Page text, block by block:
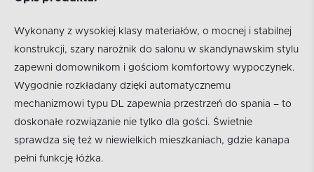
Wykonany z wysokiej klasy materiałów, o mocnej i stabilnej
konstrukcji, szary narożnik do salonu w skandynawskim stylu
zapewni domownikom i gościom komfortowy wypoczynek.
Wygodnie rozkładany dzięki automatycznemu
mechanizmowi typu DL zapewnia przestrzeń do spania – to
doskonałe rozwiązanie nie tylko dla gości. Świetnie
sprawdza się też w niewielkich mieszkaniach, gdzie kanapa
pełni funkcję łóżka.